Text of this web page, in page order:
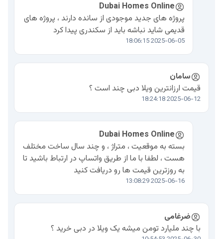
Dubai Homes Online
پروژه های جدید موجودی از سانده دارند ، پروژه های
قدیمی شاید نباشه باید از سکندری پیدا کرد
2025-06-05 18:06:15
سامان
قیمت ارزانترین ویلا دبی چند است ؟
2025-06-12 18:24:18
Dubai Homes Online
بسته به موقعیت ، متراژ ، و چند سال ساخت مختلف
هست ، لطفا با ما از طریق واتساپ در ارتباط باشید تا
به روزترین قیمت ها رو دریافت کنید
2025-06-16 13:08:29
ضرغامی
با چند ملیارد تومن میشه یک ویلا در دبی خرید ؟